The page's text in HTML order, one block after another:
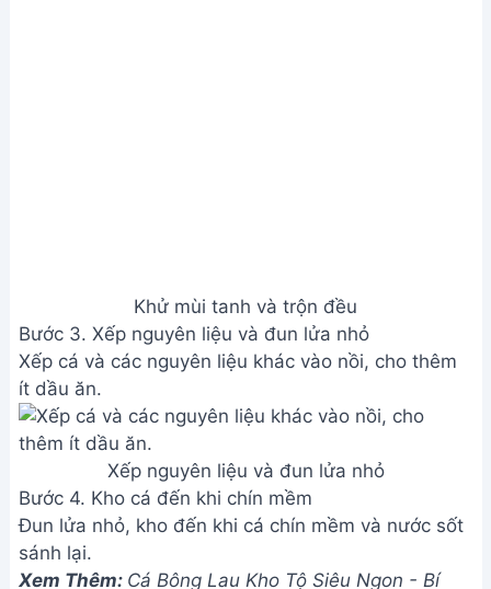
Khử mùi tanh và trộn đều
Bước 3. Xếp nguyên liệu và đun lửa nhỏ
Xếp cá và các nguyên liệu khác vào nồi, cho thêm
ít dầu ăn.
Xếp nguyên liệu và đun lửa nhỏ
Bước 4. Kho cá đến khi chín mềm
Đun lửa nhỏ, kho đến khi cá chín mềm và nước sốt
sánh lại.
Xem Thêm: Cá Bông Lau Kho Tộ Siêu Ngon - Bí